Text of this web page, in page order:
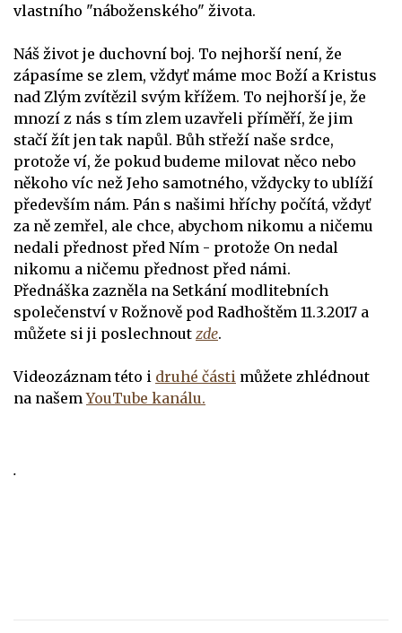
vlastního "náboženského" života.
Náš život je duchovní boj. To nejhorší není, že
zápasíme se zlem, vždyť máme moc Boží a Kristus
nad Zlým zvítězil svým křížem. To nejhorší je, že
mnozí z nás s tím zlem uzavřeli příměří, že jim
stačí žít jen tak napůl. Bůh střeží naše srdce,
protože ví, že pokud budeme milovat něco nebo
někoho víc než Jeho samotného, vždycky to ublíží
především nám. Pán s našimi hříchy počítá, vždyť
za ně zemřel, ale chce, abychom nikomu a ničemu
nedali přednost před Ním - protože On nedal
nikomu a ničemu přednost před námi.
Přednáška zazněla na Setkání modlitebních
společenství v Rožnově pod Radhoštěm 11.3.2017 a
můžete si ji poslechnout zde.
Videozáznam této i druhé části můžete zhlédnout
na našemYouTube kanálu.
.